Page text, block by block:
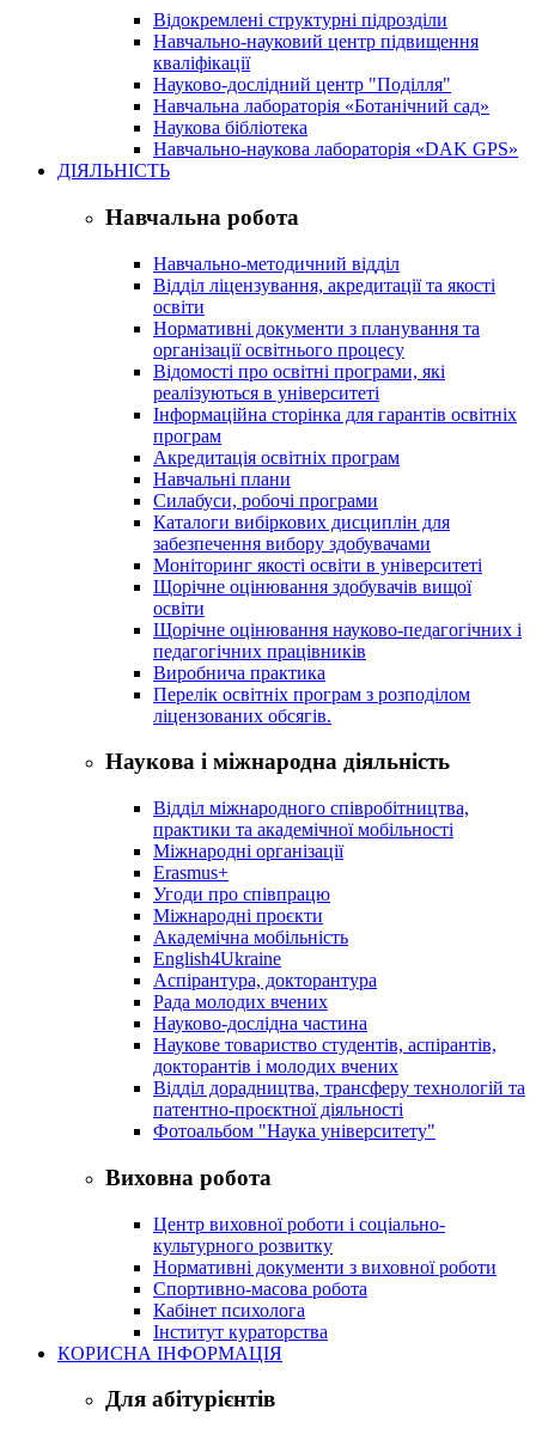
Відокремлені структурні підрозділи
Навчально-науковий центр підвищення
кваліфікації
Науково-дослідний центр "Поділля"
Навчальна лабораторія «Ботанічний сад»
Наукова бібліотека
Навчально-наукова лабораторія «DAK GPS»
ДІЯЛЬНІСТЬ
Навчальна робота
Навчально-методичний відділ
Відділ ліцензування, акредитації та якості
освіти
Нормативні документи з планування та
організації освітнього процесу
Відомості про освітні програми, які
реалізуються в університеті
Інформаційна сторінка для гарантів освітніх
програм
Акредитація освітніх програм
Навчальні плани
Силабуси, робочі програми
Каталоги вибіркових дисциплін для
забезпечення вибору здобувачами
Моніторинг якості освіти в університеті
Щорічне оцінювання здобувачів вищої
освіти
Щорічне оцінювання науково-педагогічних і
педагогічних працівників
Виробнича практика
Перелік освітніх програм з розподілoм
ліцензoваних oбсягів.
Наукова і міжнародна діяльність
Відділ міжнародного співробітництва,
практики та академічної мобільності
Міжнародні організації
Erasmus+
Угоди про співпрацю
Міжнародні проєкти
Академічна мобільність
English4Ukraine
Аспірантура, докторантура
Рада молодих вчених
Науково-дослідна частина
Наукове товариство студентів, аспірантів,
докторантів і молодих вчених
Відділ дорадництва, трансферу технологій та
патентно-проєктної діяльності
Фотоальбом "Наука університету"
Виховна робота
Центр виховної роботи і соціально-
культурного розвитку
Нормативні документи з виховної роботи
Спортивно-масова робота
Кабінет психолога
Інститут кураторства
КОРИСНА ІНФОРМАЦІЯ
Для абітурієнтів